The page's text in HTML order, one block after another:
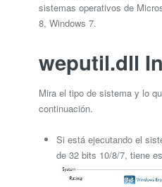
sistemas operativos de
8, Windows 7.
weputil.dll
Mira el tipo de sistema y lo
continuación.
Si está ejecutando el
de 32 bits 10/8/7, tiene